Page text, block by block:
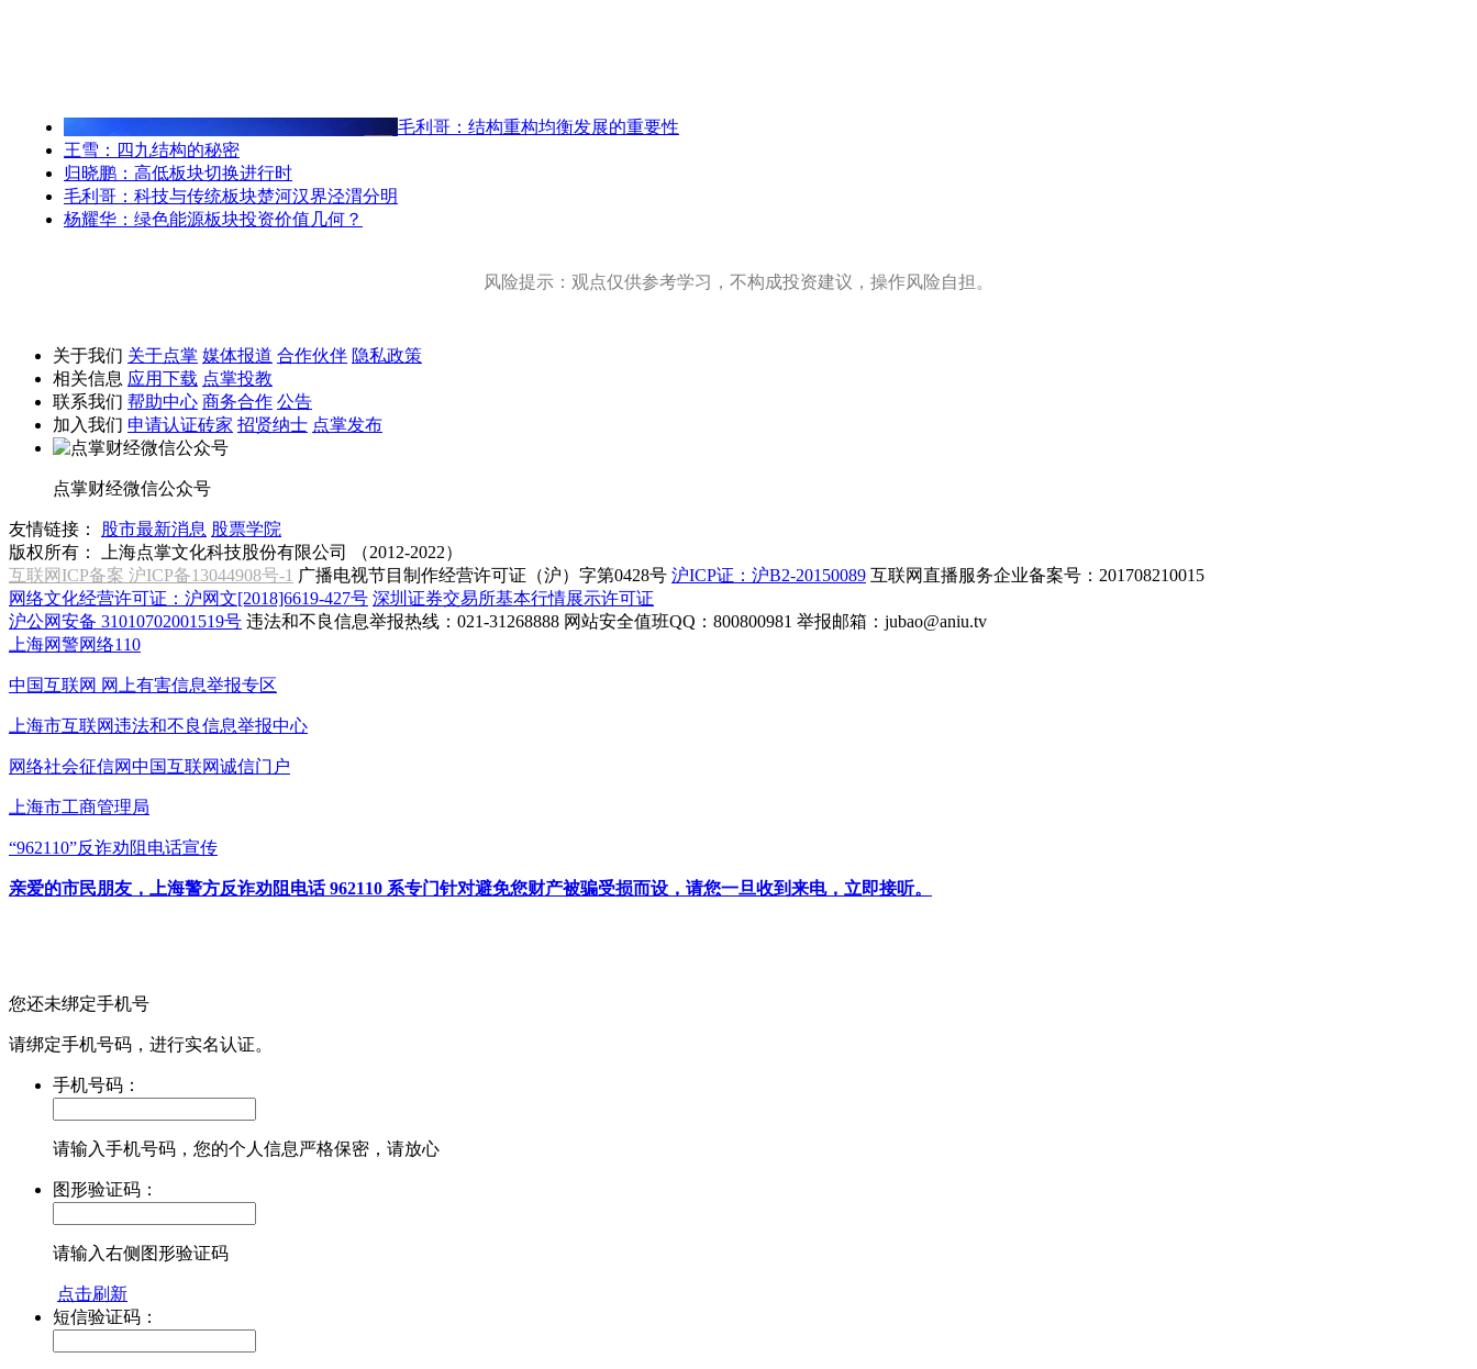
毛利哥：结构重构均衡发展的重要性
王雪：四九结构的秘密
归晓鹏：高低板块切换进行时
毛利哥：科技与传统板块楚河汉界泾渭分明
杨耀华：绿色能源板块投资价值几何？
风险提示：观点仅供参考学习，不构成投资建议，操作风险自担。
关于我们 关于点掌 媒体报道 合作伙伴 隐私政策
相关信息 应用下载 点掌投教
联系我们 帮助中心 商务合作 公告
加入我们 申请认证砖家 招贤纳士 点掌发布
点掌财经微信公众号
友情链接： 股市最新消息 股票学院
版权所有：
上海点掌文化科技股份有限公司 （2012-2022）
互联网ICP备案 沪ICP备13044908号-1 广播电视节目制作经营许可证（沪）字第0428号 沪ICP证：沪B2-20150089 互联网直播服务企业备案号：201708210015
网络文化经营许可证：沪网文[2018]6619-427号 深圳证券交易所基本行情展示许可证
沪公网安备 31010702001519号 违法和不良信息举报热线：021-31268888 网站安全值班QQ：800800981 举报邮箱： jubao@aniu.tv
上海网警网络110
中国互联网 网上有害信息举报专区
上海市互联网违法和不良信息举报中心
网络社会征信网中国互联网诚信门户
上海市工商管理局
“962110”反诈劝阻电话宣传
亲爱的市民朋友，上海警方反诈劝阻电话 962110 系专门针对避免您财产被骗受损而设，请您一旦收到来电，立即接听。
您还未绑定手机号
请绑定手机号码，进行实名认证。
手机号码：
请输入手机号码，您的个人信息严格保密，请放心
图形验证码：
请输入右侧图形验证码
点击刷新
短信验证码：